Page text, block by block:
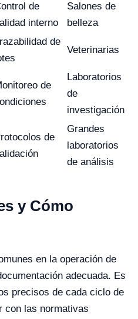
de
interno
Salones de
belleza
de
Veterinarias
de
Laboratorios
de
investigación
de
Grandes
laboratorios
de análisis
y Cómo
en la operación de
adecuada. Es
precisos de cada ciclo de
con las normativas